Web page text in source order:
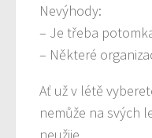
Nevýhody:
– Je třeba
– Některé
Ať už v létě
nemůže na svých
neužije.